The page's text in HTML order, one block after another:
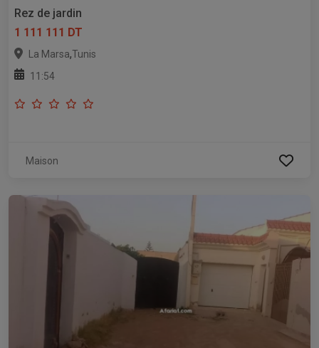
Rez de jardin
1 111 111 DT
La Marsa,Tunis
11:54
Maison